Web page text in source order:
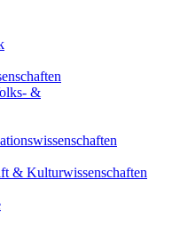
&
& Kulturwissenschaften